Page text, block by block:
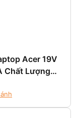
Acer 19V
Chất Lượng